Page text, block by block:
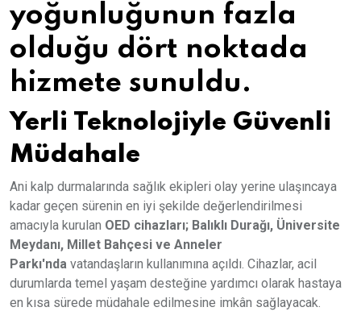
yoğunluğunun fazla
olduğu dört noktada
hizmete sunuldu.
Yerli Teknolojiyle Güvenli
Müdahale
Ani kalp durmalarında sağlık ekipleri olay yerine ulaşıncaya
kadar geçen sürenin en iyi şekilde değerlendirilmesi
amacıyla kurulan OED cihazları; Balıklı Durağı, Üniversite
Meydanı, Millet Bahçesi ve Anneler
Parkı'nda vatandaşların kullanımına açıldı. Cihazlar, acil
durumlarda temel yaşam desteğine yardımcı olarak hastaya
en kısa sürede müdahale edilmesine imkân sağlayacak.